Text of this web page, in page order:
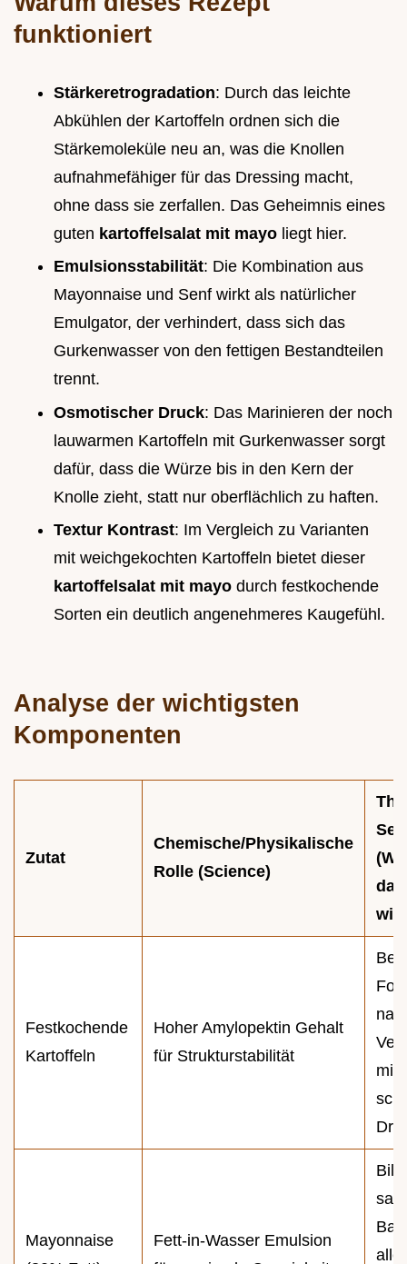
funktioniert
Stärkeretrogradation: Durch das leichte
Abkühlen der Kartoffeln ordnen sich die
Stärkemoleküle neu an, was die Knollen
aufnahmefähiger für das Dressing macht,
ohne dass sie zerfallen. Das Geheimnis eines
guten kartoffelsalat mit mayo liegt hier.
Emulsionsstabilität: Die Kombination aus
Mayonnaise und Senf wirkt als natürlicher
Emulgator, der verhindert, dass sich das
Gurkenwasser von den fettigen Bestandteilen
trennt.
Osmotischer Druck: Das Marinieren der noch
lauwarmen Kartoffeln mit Gurkenwasser sorgt
dafür, dass die Würze bis in den Kern der
Knolle zieht, statt nur oberflächlich zu haften.
Textur Kontrast: Im Vergleich zu Varianten
mit weichgekochten Kartoffeln bietet dieser
kartoffelsalat mit mayo durch festkochende
Sorten ein deutlich angenehmeres Kaugefühl.
Analyse der wichtigsten
Komponenten
Zutat
Chemische/Physikalische
Rolle (Science)
das
Festkochende
Kartoffeln
Hoher Amylopektin Gehalt
für Strukturstabilität
mit
Mayonnaise
Fett-in-Wasser Emulsion
alle